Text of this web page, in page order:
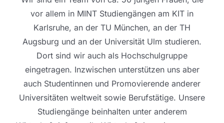
vor allem in MINT Studiengängen am KIT in
Karlsruhe, an der TU München, an der TH
Augsburg und an der Universität Ulm studieren.
Dort sind wir auch als Hochschulgruppe
eingetragen. Inzwischen unterstützen uns aber
auch Studentinnen und Promovierende anderer
Universitäten weltweit sowie Berufstätige. Unsere
Studiengänge beinhalten unter anderem